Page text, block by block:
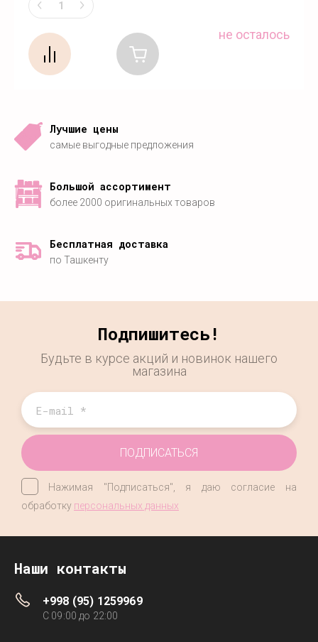
не осталось
Лучшие цены
самые выгодные предложения
Большой ассортимент
более 2000 оригинальных товаров
Бесплатная доставка
по Ташкенту
Подпишитесь!
Будьте в курсе акций и новинок нашего
магазина
Нажимая "Подписаться", я даю согласие на
обработку персональных данных
ПОДПИСАТЬСЯ
Наши контакты
+998 (95) 1259969
C 09:00 до 22:00